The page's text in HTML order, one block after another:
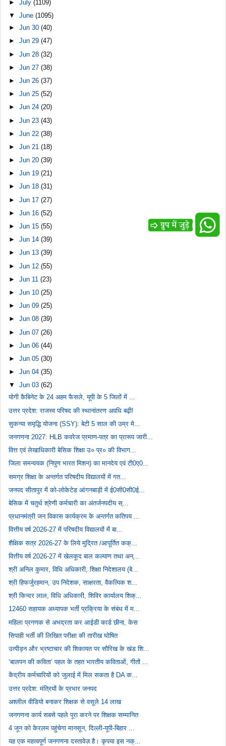
►July(1109)
▼June(1095)
►Jun 30(40)
►Jun 29(47)
►Jun 28(32)
►Jun 27(38)
►Jun 26(37)
►Jun 25(52)
►Jun 24(20)
►Jun 23(43)
►Jun 22(38)
►Jun 21(18)
►Jun 20(39)
►Jun 19(21)
►Jun 18(31)
►Jun 17(27)
►Jun 16(52)
►Jun 15(55)
►Jun 14(39)
►Jun 13(39)
►Jun 12(55)
►Jun 11(23)
►Jun 10(25)
►Jun 09(25)
►Jun 08(39)
►Jun 07(26)
►Jun 06(44)
►Jun 05(30)
►Jun 04(35)
▼Jun 03(62)
योगी कैबिनेट के 24 अहम फैसले, यूपी के 5 जिलों में ...
उत्तर प्रदेश: राजस्व परिषद की स्थानांतरण अवधि बढ़ी!
सुकन्या समृद्धि योजना (SSY): बेटी 5 साल की उम्र मे...
जनगणना 2027: HLB कवरेज प्रमाण-पत्र का प्रारूप जारी...
वित्त एवं लेखाधिकारी बेसिक शिक्षा उ० प्र० की विभाग...
जिला समन्वयक (निपुण भारत मिशन) का मानदेय एवं टी0ए0...
समग्र शिक्षा के अन्तर्गत परिषदीय विद्यालयों में गत...
जनपद सीतापुर में को-लोकेटेड आंगनबाड़ी में ई0सी0सी0ई...
बेसिक में चतुर्थ श्रेणी कर्मचारी का अंतर्जनपदीय स्...
प्रधानमंत्री जन विकास कार्यक्रम के अन्तर्गत कतिपय ...
वित्तीय वर्ष 2026-27 में परिषदीय विद्यालयों में बा...
शैक्षिक सत्र 2026-27 के लिये मुद्रित /आपूर्तित कक्...
वित्तीय वर्ष 2026-27 में खेलकूद बाल कल्याण तथा अन्...
श्री अनिल कुमार, विधि अधिकारी, शिक्षा निदेशालय (बे...
श्री हिफर्जुरहमान, उप निदेशक, साक्षरता, वैकल्पिक श...
श्री किन्दर लाल, विधि अधिकारी, शिविर कार्यालय शिक्...
12460 सहायक अध्यापक भर्ती प्रक्रिया के संबंध में म...
महिला प्रगणक से अभद्रता कर आईडी कार्ड छीना, केस
सिपाही भर्ती की लिखित परीक्षा की तारीख घोषित
उत्पीड़न और भ्रष्टाचार की शिकायत पर सौरिख के खंड शि...
‘बालपन की कविता’ पहल के तहत भारतीय कविताओं, गीतों ...
केंद्रीय कर्मचारियों को जुलाई में मिल सकता है DA क...
उत्तर प्रदेश: मंत्रियों के प्रभार जनपद
अश्लील वीडियो बनाकर शिक्षक से वसूले 14 लाख
जनगणना कार्य सबसे पहले पूरा करने पर शिक्षक सम्मानित
4 जून को केरलम पहुंचेगा मानसून, दिल्ली-यूपी-बिहार ...
यह एक महत्वपूर्ण जनगणना दस्तावेज़ है। कृपया इस नक्...